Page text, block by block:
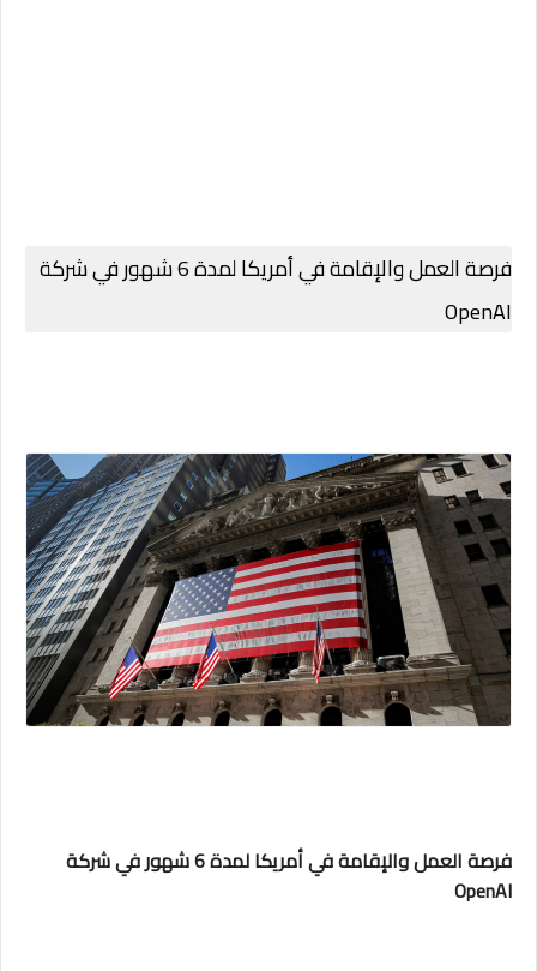
فرصة العمل والإقامة في أمريكا لمدة 6 شهور في شركة
OpenAI
فرصة العمل والإقامة في أمريكا لمدة 6 شهور في شركة
OpenAI